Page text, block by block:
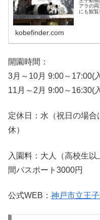
アラの
にも観
kobefinder.com
開園時間：
3月～10月 9:00～17:00(
11月～2月 9:00～16:30(
定休日：水（祝日の場合
休）
入園料：大人（高校生
間パスポート3000円
公式WEB： 神戸市立王子